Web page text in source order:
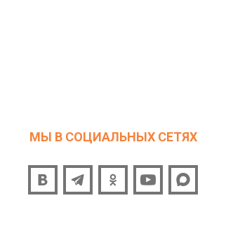
МЫ В СОЦИАЛЬНЫХ СЕТЯХ